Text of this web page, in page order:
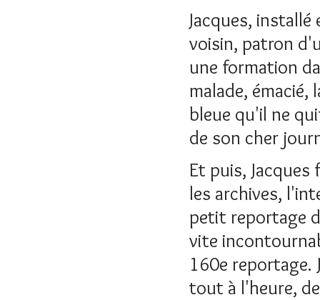
Jacques,
voisin, patron
une formation
malade,
bleue qu'il ne
de son cher
Et puis,
les archives,
petit reportage
vite
160e reportage.
tout à l'heure,